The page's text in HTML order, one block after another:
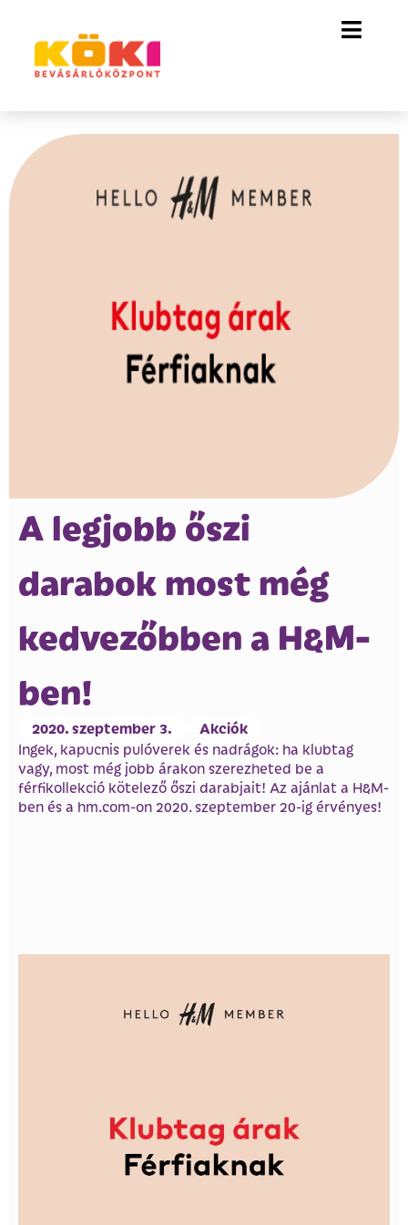
A legjobb őszi
darabok most még
kedvezőbben a H&M-
ben!
2020. szeptember 3. Akciók
Ingek, kapucnis pulóverek és nadrágok: ha klubtag
vagy, most még jobb árakon szerezheted be a
férfikollekció kötelező őszi darabjait! Az ajánlat a H&M-
ben és a hm.com-on 2020. szeptember 20-ig érvényes!